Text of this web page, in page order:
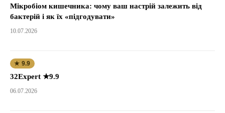
Мікробіом кишечника: чому ваш настрій залежить від
бактерій і як їх «підгодувати»
10.07.2026
★ 9.9
32Expert ★9.9
06.07.2026